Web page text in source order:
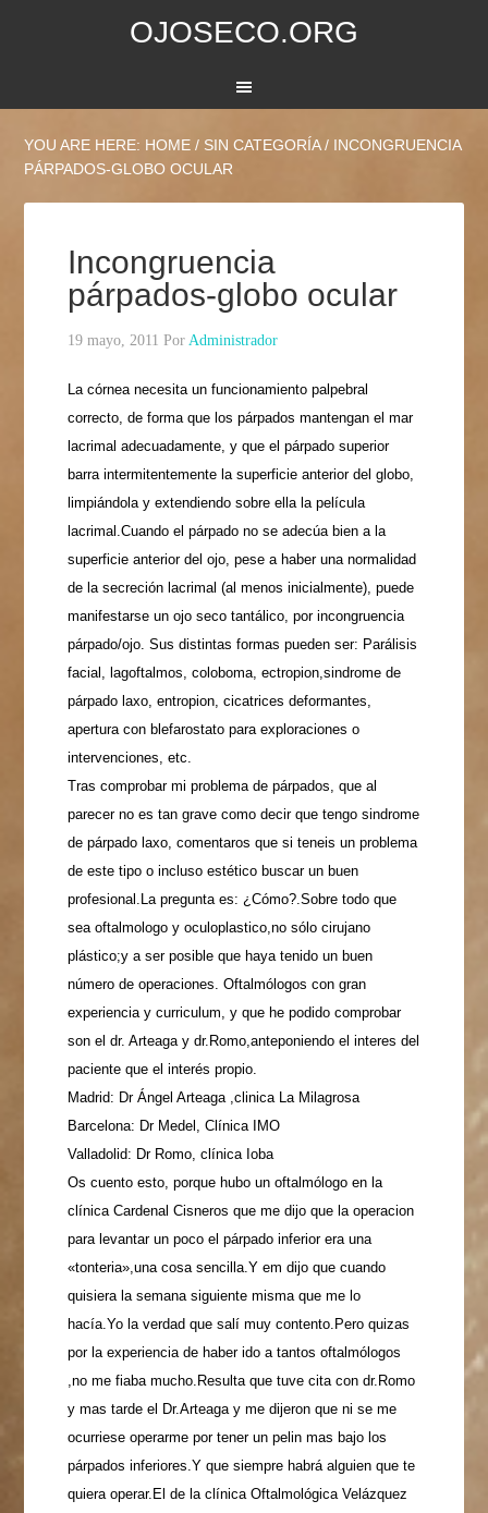
OJOSECO.ORG
YOU ARE HERE: HOME / SIN CATEGORÍA / INCONGRUENCIA
PÁRPADOS-GLOBO OCULAR
Incongruencia
párpados-globo ocular
19 mayo, 2011 PorAdministrador
La córnea necesita un funcionamiento palpebral
correcto, de forma que los párpados mantengan el mar
lacrimal adecuadamente, y que el párpado superior
barra intermitentemente la superficie anterior del globo,
limpiándola y extendiendo sobre ella la película
lacrimal.Cuando el párpado no se adecúa bien a la
superficie anterior del ojo, pese a haber una normalidad
de la secreción lacrimal (al menos inicialmente), puede
manifestarse un ojo seco tantálico, por incongruencia
párpado/ojo. Sus distintas formas pueden ser: Parálisis
facial, lagoftalmos, coloboma, ectropion,sindrome de
párpado laxo, entropion, cicatrices deformantes,
apertura con blefarostato para exploraciones o
intervenciones, etc.
Tras comprobar mi problema de párpados, que al
parecer no es tan grave como decir que tengo sindrome
de párpado laxo, comentaros que si teneis un problema
de este tipo o incluso estético buscar un buen
profesional.La pregunta es: ¿Cómo?.Sobre todo que
sea oftalmologo y oculoplastico,no sólo cirujano
plástico;y a ser posible que haya tenido un buen
número de operaciones. Oftalmólogos con gran
experiencia y curriculum, y que he podido comprobar
son el dr. Arteaga y dr.Romo,anteponiendo el interes del
paciente que el interés propio.
Madrid: Dr Ángel Arteaga ,clinica La Milagrosa
Barcelona: Dr Medel, Clínica IMO
Valladolid: Dr Romo, clínica Ioba
Os cuento esto, porque hubo un oftalmólogo en la
clínica Cardenal Cisneros que me dijo que la operacion
para levantar un poco el párpado inferior era una
«tonteria»,una cosa sencilla.Y em dijo que cuando
quisiera la semana siguiente misma que me lo
hacía.Yo la verdad que salí muy contento.Pero quizas
por la experiencia de haber ido a tantos oftalmólogos
,no me fiaba mucho.Resulta que tuve cita con dr.Romo
y mas tarde el Dr.Arteaga y me dijeron que ni se me
ocurriese operarme por tener un pelin mas bajo los
párpados inferiores.Y que siempre habrá alguien que te
quiera operar.El de la clínica Oftalmológica Velázquez